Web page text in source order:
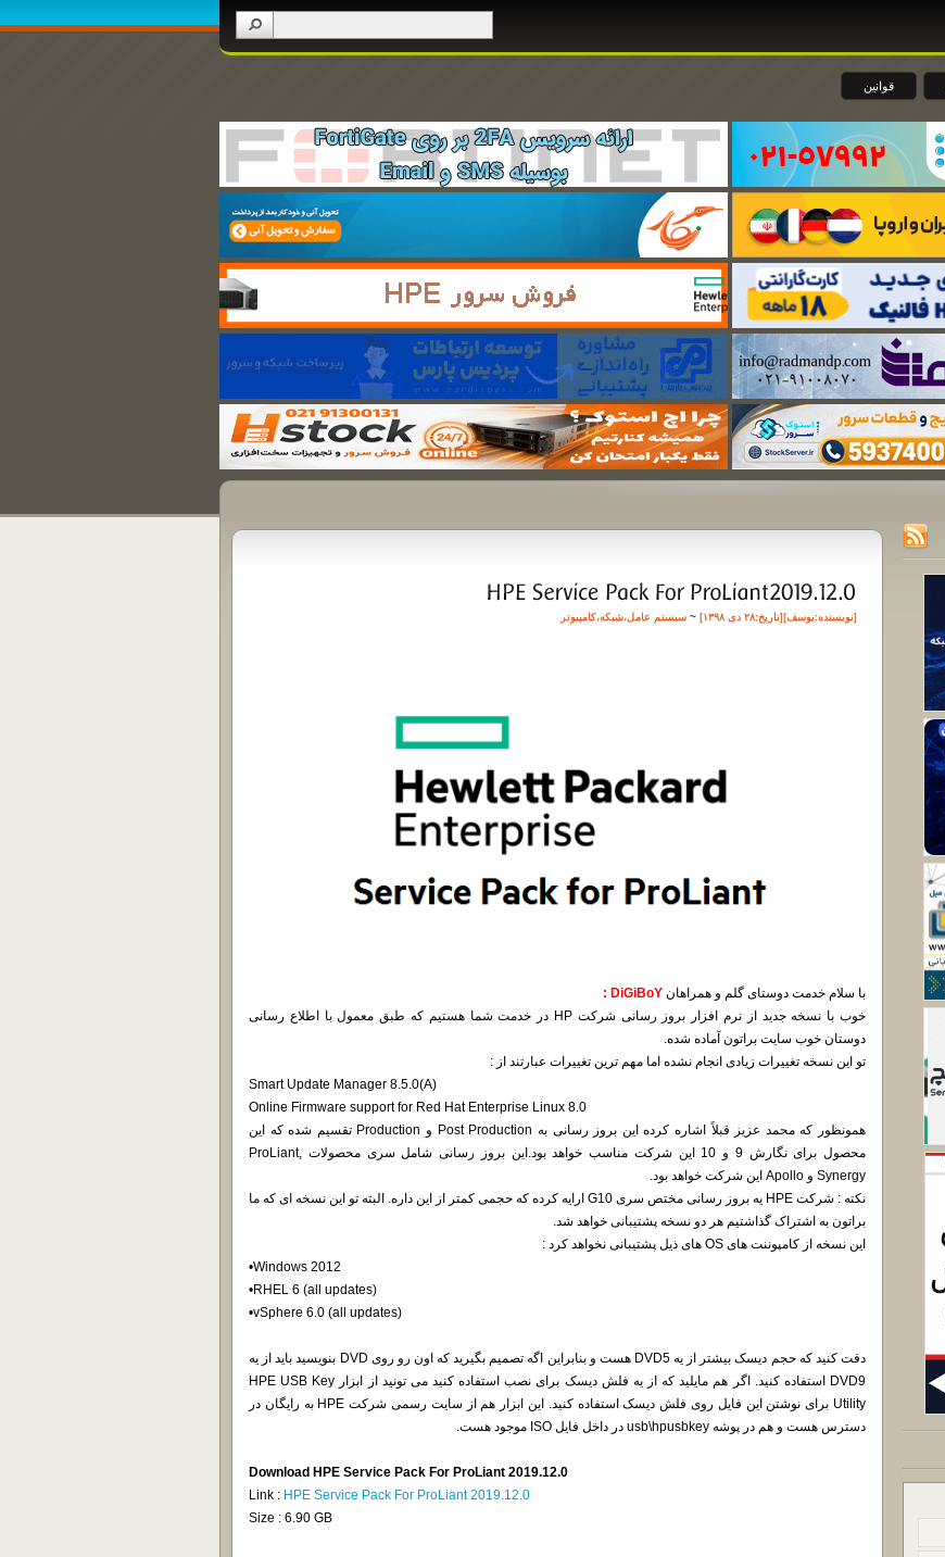
قوانین
[نویسنده:یوسف][تاريخ:۲۸ دی ۱۳۹۸] ~ سیستم عامل،شبکه،کامپیوتر
با سلام خدمت دوستای گلم و همراهان DiGiBoY :
خوب با نسخه جدید از نرم افزار بروز رسانی شرکت HP در خدمت شما هستیم که طبق معمول با اطلاع رسانی
دوستان خوب سایت براتون آماده شده.
تو این نسخه تغییرات زیادی انجام نشده اما مهم ترین تغییرات عبارتند از :
Smart Update Manager 8.5.0(A)
Online Firmware support for Red Hat Enterprise Linux 8.0
همونظور که محمد عزیز قبلاً اشاره کرده این بروز رسانی به Post Production و Production تقسیم شده که این
محصول برای نگارش 9 و 10 این شرکت مناسب خواهد بود.این بروز رسانی شامل سری محصولات ProLiant,
Synergy و Apollo این شرکت خواهد بود.
نکته : شرکت HPE یه بروز رسانی مختص سری G10 ارایه کرده که حجمی کمتر از این داره. البته تو این نسخه ای که ما
براتون به اشتراک گذاشتیم هر دو نسخه پشتیبانی خواهد شد.
این نسخه از کامپوننت های OS های ذیل پشتیبانی نخواهد کرد :
•Windows 2012
•RHEL 6 (all updates)
•vSphere 6.0 (all updates)
دقت کنید که حجم دیسک بیشتر از یه DVD5 هست و بنابراین اگه تصمیم بگیرید که اون رو روی DVD بنویسید باید از یه
DVD9 استفاده کنید. اگر هم مایلید که از یه فلش دیسک برای نصب استفاده کنید می تونید از ابزار HPE USB Key
Utility برای نوشتن این فایل روی فلش دیسک استفاده کنید. این ابزار هم از سایت رسمی شرکت HPE به رایگان در
دسترس هست و هم در پوشه usb\hpusbkey در داخل فایل ISO موجود هست.
Download HPE Service Pack For ProLiant 2019.12.0
Link : HPE Service Pack For ProLiant 2019.12.0
Size : 6.90 GB